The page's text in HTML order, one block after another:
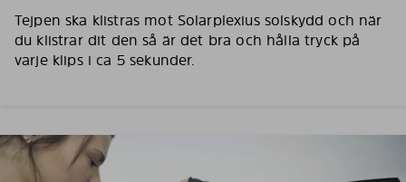
Tejpen ska klistras mot Solarplexius solskydd och när
du klistrar dit den så är det bra och hålla tryck på
varje klips i ca 5 sekunder.